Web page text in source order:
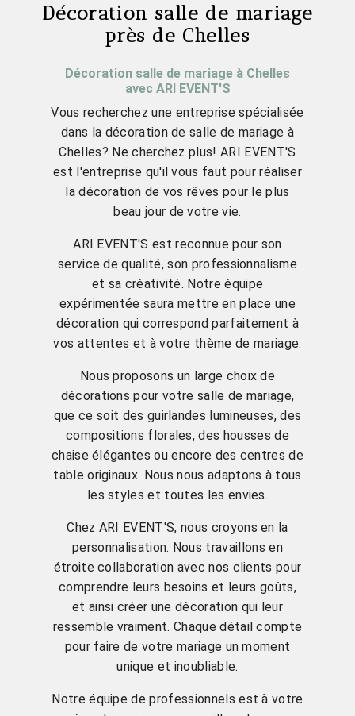
Décoration salle de mariage
près de Chelles
Décoration salle de mariage à Chelles
avec ARI EVENT'S
Vous recherchez une entreprise spécialisée
dans la décoration de salle de mariage à
Chelles? Ne cherchez plus! ARI EVENT'S
est l'entreprise qu'il vous faut pour réaliser
la décoration de vos rêves pour le plus
beau jour de votre vie.
ARI EVENT'S est reconnue pour son
service de qualité, son professionnalisme
et sa créativité. Notre équipe
expérimentée saura mettre en place une
décoration qui correspond parfaitement à
vos attentes et à votre thème de mariage.
Nous proposons un large choix de
décorations pour votre salle de mariage,
que ce soit des guirlandes lumineuses, des
compositions florales, des housses de
chaise élégantes ou encore des centres de
table originaux. Nous nous adaptons à tous
les styles et toutes les envies.
Chez ARI EVENT'S, nous croyons en la
personnalisation. Nous travaillons en
étroite collaboration avec nos clients pour
comprendre leurs besoins et leurs goûts,
et ainsi créer une décoration qui leur
ressemble vraiment. Chaque détail compte
pour faire de votre mariage un moment
unique et inoubliable.
Notre équipe de professionnels est à votre